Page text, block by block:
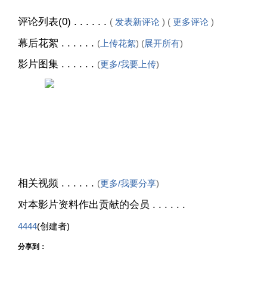
评论列表(0) . . . . . . ( 发表新评论 ) ( 更多评论 )
幕后花絮 . . . . . . ( 上传花絮) (展开所有)
影片图集 . . . . . . (更多/我要上传)
相关视频 . . . . . . (更多/我要分享)
对本影片资料作出贡献的会员 . . . . . .
4444(创建者)
分享到：